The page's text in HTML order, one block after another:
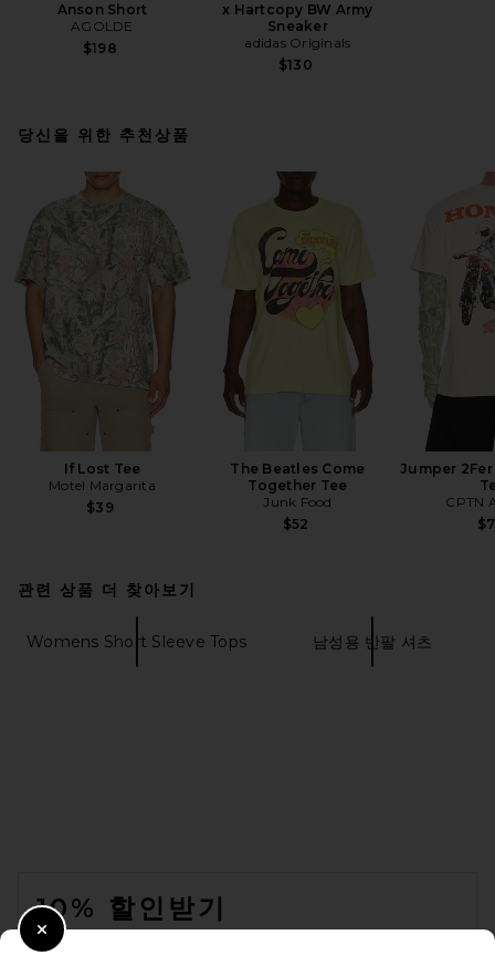
Anson Short
AGOLDE
$198
x Hartcopy BW Army
Sneaker
adidas Originals
$130
당신을 위한 추천상품
If Lost Tee
Motel Margarita
$39
The Beatles Come
Together Tee
Junk Food
$52
Jumper
CPTN
관련 상품 더 찾아보기
Womens Short Sleeve Tops 남성용 반팔 셔츠
10% 할인받기
이메일을 제출하여 뉴스레터를 구독하실 수 있습니다. 언제든지 수신 거
Close Modal